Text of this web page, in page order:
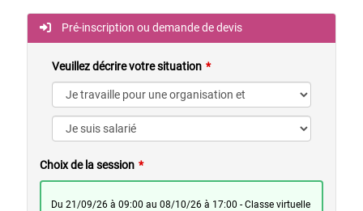
Pré-inscription ou demande de devis
Veuillez décrire votre situation
Choix de la session
du 21/09/26 à 09:00 au 08/10/26 à 17:00 - Classe virtuelle